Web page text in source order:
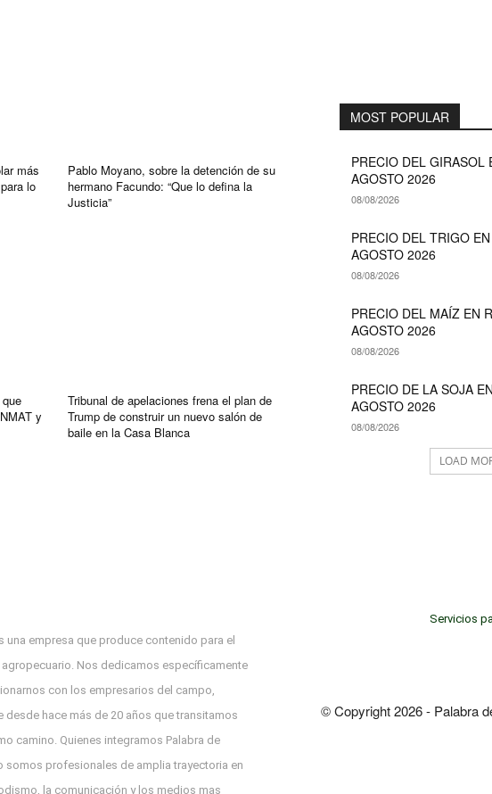
más
lo
Pablo Moyano, sobre la detención de su
hermano Facundo: “Que lo defina la
Justicia”
y
Tribunal de apelaciones frena el plan de
Trump de construir un nuevo salón de
baile en la Casa Blanca
MOST POPULAR
PRECIO DEL GIRASOL
AGOSTO 2026
08/08/2026
PRECIO DEL TRIGO
AGOSTO 2026
08/08/2026
PRECIO DEL MAÍZ EN
AGOSTO 2026
08/08/2026
PRECIO DE LA SOJA
AGOSTO 2026
08/08/2026
LOAD
una empresa que produce contenido para el
Nos dedicamos específicamente
con los empresarios del campo,
desde hace más de 20 años que transitamos
camino. Quienes integramos Palabra de
somos profesionales de amplia trayectoria en
la comunicación y los medios mas
Servicios
© Copyright 2026 - Palabra